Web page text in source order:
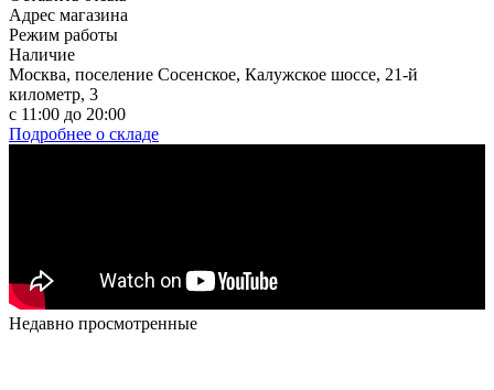
Адрес магазина
Режим работы
Наличие
Москва, поселение Сосенское, Калужское шоссе, 21-й
километр, 3
с 11:00 до 20:00
Подробнее о складе
Недавно просмотренные